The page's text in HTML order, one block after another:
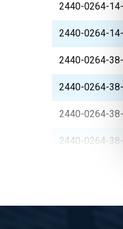
2440-0264-14-
2440-0264-14-
2440-0264-38-
2440-0264-38-
2440-0264-
2440-0264-